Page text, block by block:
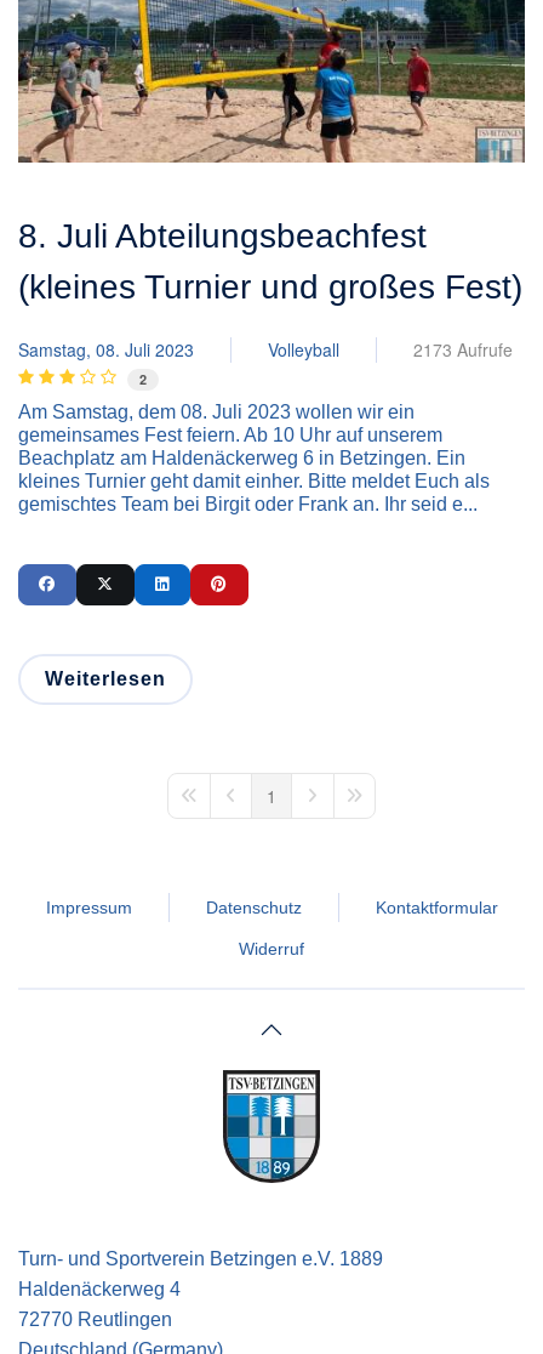
8. Juli Abteilungsbeachfest
(kleines Turnier und großes Fest)
Samstag, 08. Juli 2023 Volleyball 2173 Aufrufe
2
Am Samstag, dem 08. Juli 2023 wollen wir ein
gemeinsames Fest feiern. Ab 10 Uhr auf unserem
Beachplatz am Haldenäckerweg 6 in Betzingen. Ein
kleines Turnier geht damit einher. Bitte meldet Euch als
gemischtes Team bei Birgit oder Frank an. Ihr seid e...
Weiterlesen
First PagePrevious Page
1 Next PageLast Page
Impressum Datenschutz Kontaktformular
Widerruf
Turn- und Sportverein Betzingen e.V. 1889
Haldenäckerweg 4
72770 Reutlingen